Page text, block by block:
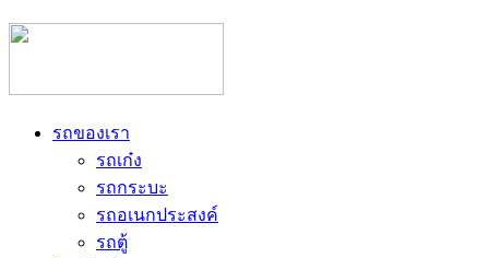
รถของเรา
รถเก๋ง
รถกระบะ
รถอเนกประสงค์
รถตู้